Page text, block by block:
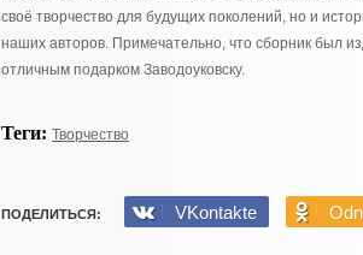
своё творчество для будущих поколений, но и
наших авторов. Примечательно, что сборник был
отличным подарком Заводоуковску.
Теги: Творчество
ПОДЕЛИТЬСЯ: VKontakte